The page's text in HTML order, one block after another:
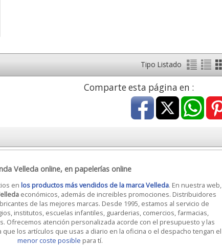
Tipo Listado
Comparte esta página en :
Velleda online, en papelerías online
en los productos más vendidos de la marca Velleda. En nuestra web,
económicos, además de increibles promociones. Distribuidores
de las mejores marcas. Desde 1995, estamos al servicio de
institutos, escuelas infantiles, guarderias, comercios, farmacias,
Ofrecemos atención personalizada acorde con el presupuesto y las
que los artículos que usas a diario en la oficina o el despacho tengan el
menor coste posible para tí.